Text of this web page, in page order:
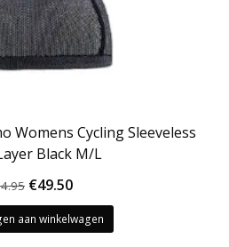
Womens Cycling Sleeveless
Black M/L
Oorspronkelijke
prijs
was:
€49.50Huidige
prijs
is:
aan winkelwagen